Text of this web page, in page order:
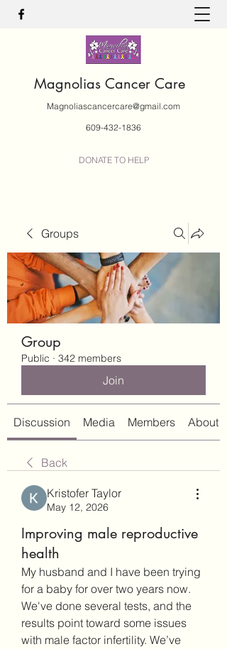
Magnolias Cancer Care
Magnoliascancercare@gmail.com
609-432-1836
DONATE TO HELP
Groups
Group
Public · 342 members
Join
Discussion Media Members About
Back
Kristofer Taylor
May 12, 2026
Improving male reproductive
health
My husband and I have been trying
for a baby for over two years now.
We've done several tests, and the
results point toward some issues
with male factor infertility. We’ve